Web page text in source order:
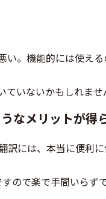
。機能的には使え
いないかもしれませ
なメリットが得
には、本当に便利
ので楽で手間いらずで